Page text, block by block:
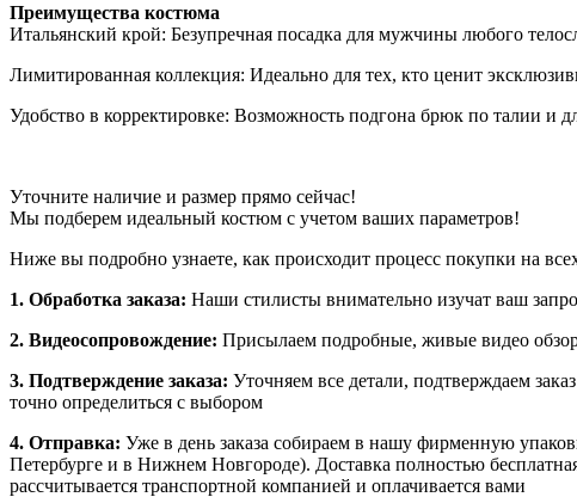
Преимущества костюма
Итальянский крой: Безупречная посадка для мужчины любого
Лимитированная коллекция: Идеально для тех, кто ценит
Удобство в корректировке: Возможность подгона брюк по талии и
Уточните наличие и размер прямо сейчас!
Мы подберем идеальный костюм с учетом ваших параметров!
Ниже вы подробно узнаете, как происходит процесс покупки на
1. Обработка заказа: Наши стилисты внимательно изучат ваш
2. Видеосопровождение: Присылаем подробные, живые видео
3. Подтверждение заказа: Уточняем все детали, подтверждаем
точно определиться с выбором
4. Отправка: Уже в день заказа собираем в нашу фирменную
Петербурге и в Нижнем Новгороде). Доставка полностью
рассчитывается транспортной компанией и оплачивается вами